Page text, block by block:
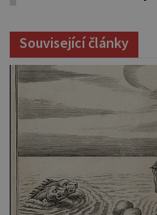
Související články